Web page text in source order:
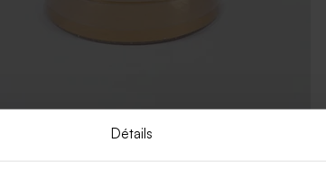
Détails